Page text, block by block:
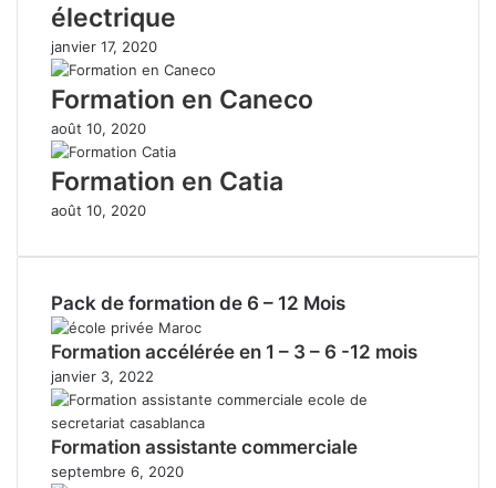
électrique
janvier 17, 2020
Formation en Caneco
août 10, 2020
Formation en Catia
août 10, 2020
Pack de formation de 6 – 12 Mois
Formation accélérée en 1 – 3 – 6 -12 mois
janvier 3, 2022
Formation assistante commerciale
septembre 6, 2020